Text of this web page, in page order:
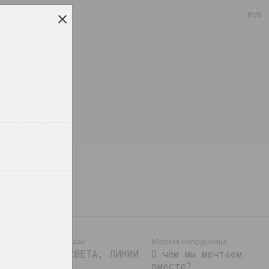
RUS
Марина Казак
ЛИНИИ СВЕТА, ЛИНИИ
Марина Напрушкина
О чём мы мечтаем
вместе?